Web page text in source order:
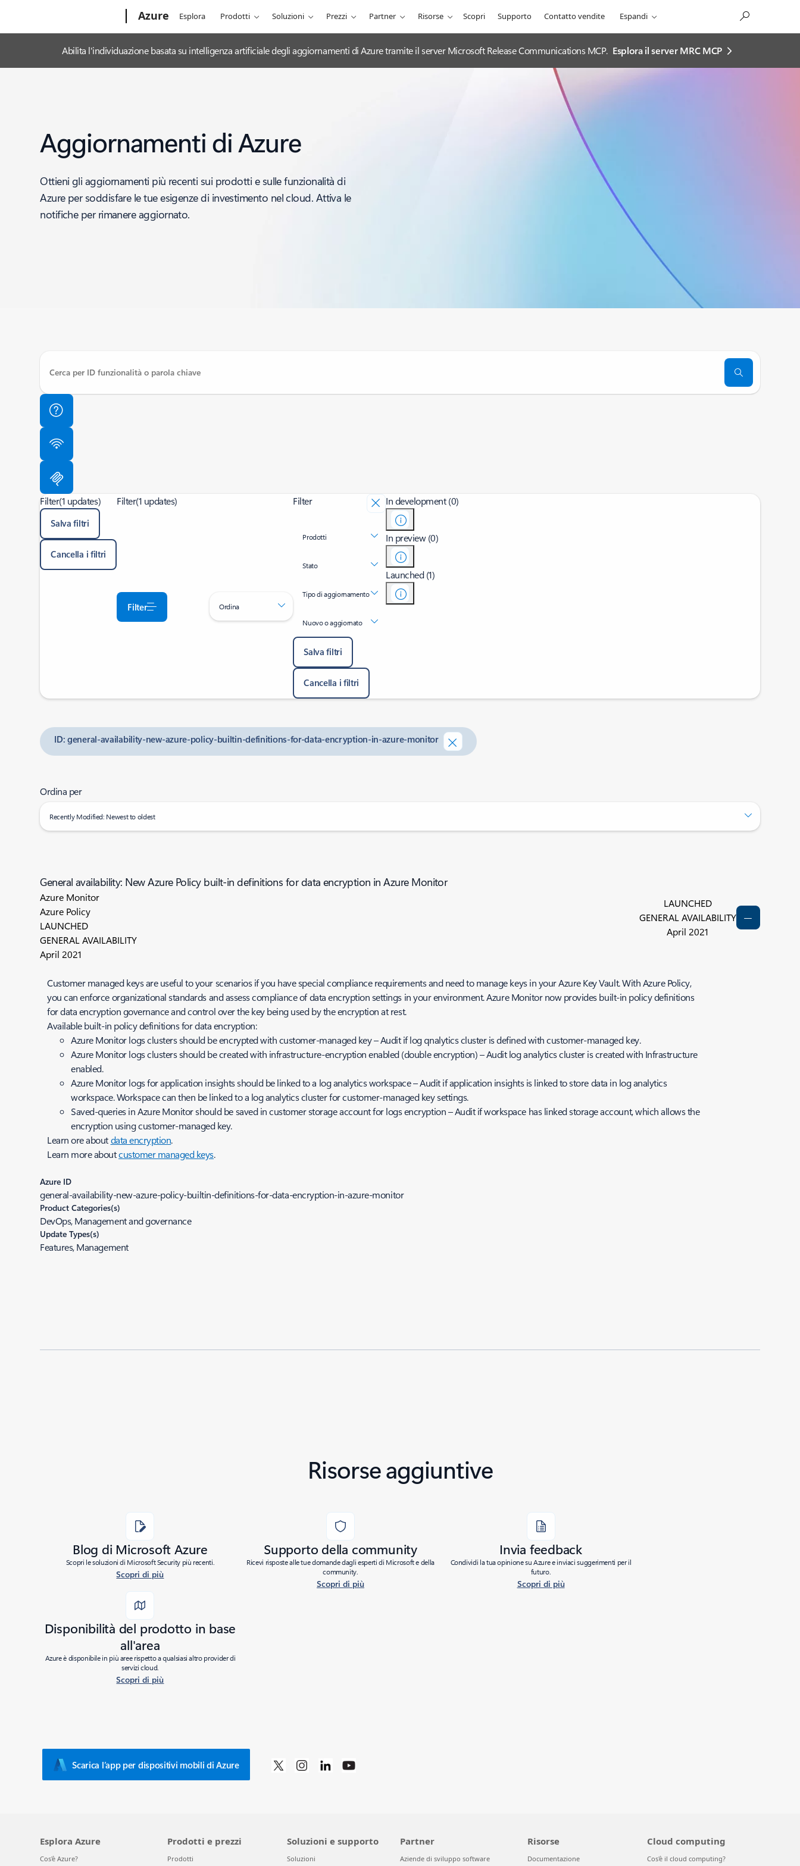
Azure Esplora Prodotti Soluzioni Prezzi Partner Risorse Scopri Supporto Contatto vendite Espandi
Abilita l'individuazione basata su intelligenza artificiale degli aggiornamenti di Azure tramite il server Microsoft Release Communications MCP. Esplora il server MRC MCP
Aggiornamenti di Azure
Ottieni gli aggiornamenti più recenti sui prodotti e sulle funzionalità di
Azure per soddisfare le tue esigenze di investimento nel cloud. Attiva le
notifiche per rimanere aggiornato.
Filter(1 updates)
Salva filtri
Cancella i filtri
Filter(1 updates)
Filter Ordina
Filter
Prodotti
Stato
Tipo di aggiornamento
Nuovo o aggiornato
Salva filtri
Cancella i filtri
In development (0)
In preview (0)
Launched (1)
ID: general-availability-new-azure-policy-builtin-definitions-for-data-encryption-in-azure-monitor
Ordina per
Recently Modified: Newest to oldest
General availability: New Azure Policy built-in definitions for data encryption in Azure Monitor
Azure Monitor
Azure Policy
LAUNCHED
GENERAL AVAILABILITY
April 2021
LAUNCHED
GENERAL AVAILABILITY
April 2021
Customer managed keys are useful to your scenarios if you have special compliance requirements and need to manage keys in your Azure Key Vault. With Azure Policy,
you can enforce organizational standards and assess compliance of data encryption settings in your environment. Azure Monitor now provides built-in policy definitions
for data encryption governance and control over the key being used by the encryption at rest.
Available built-in policy definitions for data encryption:
Azure Monitor logs clusters should be encrypted with customer-managed key – Audit if log qnalytics cluster is defined with customer-managed key.
Azure Monitor logs clusters should be created with infrastructure-encryption enabled (double encryption) – Audit log analytics cluster is created with Infrastructure
enabled.
Azure Monitor logs for application insights should be linked to a log analytics workspace – Audit if application insights is linked to store data in log analytics
workspace. Workspace can then be linked to a log analytics cluster for customer-managed key settings.
Saved-queries in Azure Monitor should be saved in customer storage account for logs encryption – Audit if workspace has linked storage account, which allows the
encryption using customer-managed key.
Learn ore aboutdata encryption.
Learn more aboutcustomer managed keys.
Azure ID
general-availability-new-azure-policy-builtin-definitions-for-data-encryption-in-azure-monitor
Product Categories(s)
DevOps, Management and governance
Update Types(s)
Features, Management
Risorse aggiuntive
Blog di Microsoft Azure
Scopri le soluzioni di Microsoft Security più recenti.
Scopri di più
Supporto della community
Ricevi risposte alle tue domande dagli esperti di Microsoft e della
community.
Scopri di più
Invia feedback
Condividi la tua opinione su Azure e inviaci suggerimenti per il
futuro.
Scopri di più
Disponibilità del prodotto in base
all'area
Azure è disponibile in più aree rispetto a qualsiasi altro provider di
servizi cloud.
Scopri di più
Scarica l’app per dispositivi mobili di Azure
Esplora Azure
Cos'è Azure?
Prodotti e prezzi
Prodotti
Soluzioni e supporto
Soluzioni
Partner
Aziende di sviluppo software
Risorse
Documentazione
Cloud computing
Cos'è il cloud computing?